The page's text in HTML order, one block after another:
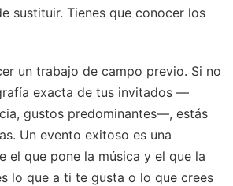
sustituir. Tienes que conocer los
un trabajo de campo previo. Si no
exacta de tus invitados —
gustos predominantes—, estás
Un evento exitoso es una
el que pone la música y el que la
lo que a ti te gusta o lo que crees